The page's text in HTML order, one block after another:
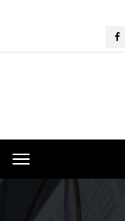
Toggle
navigation